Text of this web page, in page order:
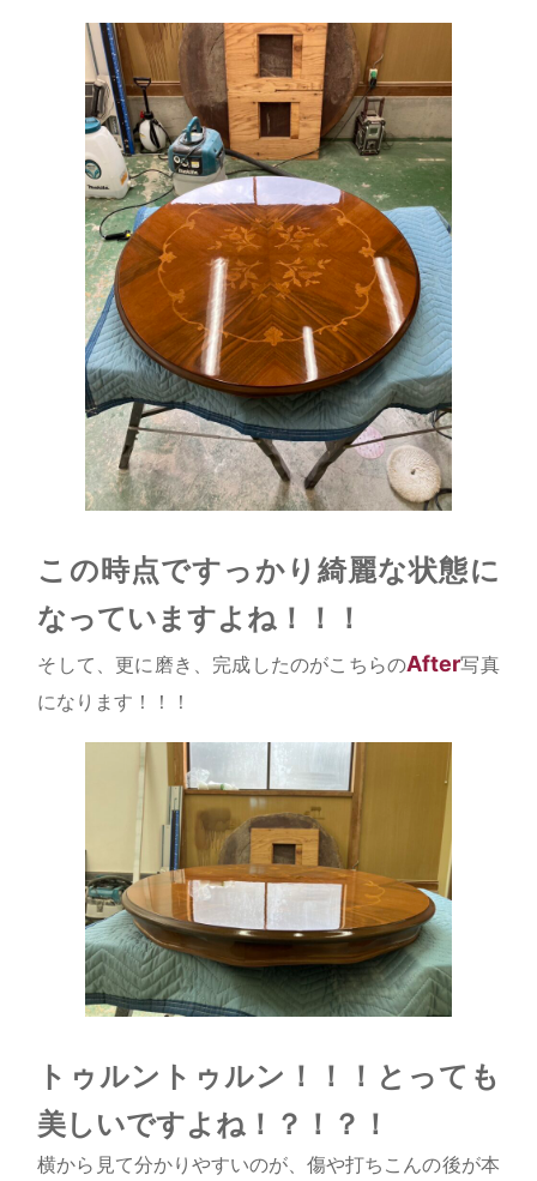
この時点ですっかり綺麗な状態に
なっていますよね！！！
そして、更に磨き、完成したのがこちらのAfter写真
になります！！！
トゥルントゥルン！！！とっても
美しいですよね！？！？！
横から見て分かりやすいのが、傷や打ちこんの後が本